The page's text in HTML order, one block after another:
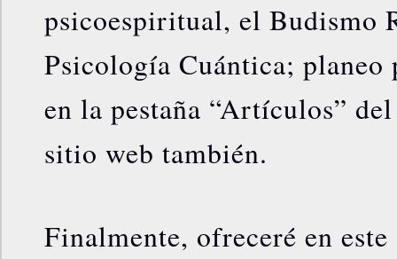
psicoespiritual, el Budismo
Psicología Cuántica;
en la pestaña “Artículos”
sitio web también.
Finalmente, ofreceré en